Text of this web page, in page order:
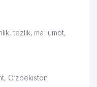
tezlik, ma'lumot,
O‘zbekiston